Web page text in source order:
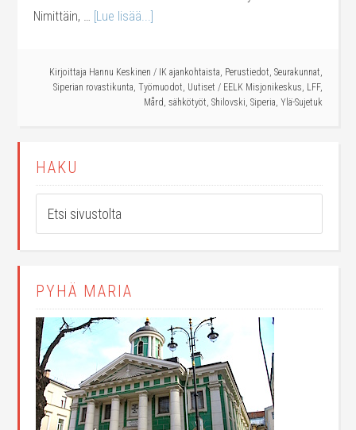
Nimittäin, … [Lue lisää...]
Kirjoittaja Hannu Keskinen / IK ajankohtaista, Perustiedot, Seurakunnat,
Siperian rovastikunta, Työmuodot, Uutiset / EELK Misjonikeskus, LFF,
Mård, sähkötyöt, Shilovski, Siperia, Ylä-Sujetuk
HAKU
PYHÄ MARIA